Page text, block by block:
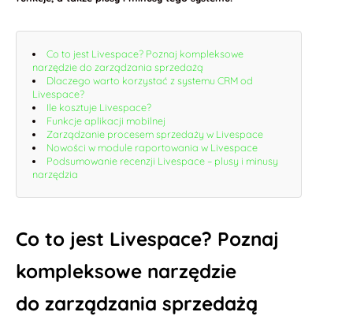
Co to jest Livespace? Poznaj kompleksowe
narzędzie do zarządzania sprzedażą
Dlaczego warto korzystać z systemu CRM od
Livespace?
Ile kosztuje Livespace?
Funkcje aplikacji mobilnej
Zarządzanie procesem sprzedaży w Livespace
Nowości w module raportowania w Livespace
Podsumowanie recenzji Livespace – plusy i minusy
narzędzia
Co to jest Livespace? Poznaj
kompleksowe narzędzie
do zarządzania sprzedażą